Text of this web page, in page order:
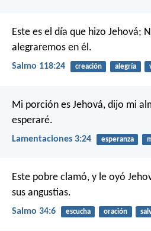
Este es el día que hizo Jehová;
alegraremos en él.
Salmo 118:24 creación alegría
Mi porción es Jehová, dijo mi
esperaré.
Lamentaciones 3:24 esperanza
Este pobre clamó, y le oyó
sus angustias.
Salmo 34:6 escucha oración